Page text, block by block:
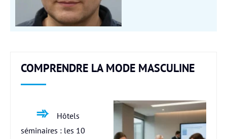
COMPRENDRE LA MODE MASCULINE
Hôtels
séminaires : les 10